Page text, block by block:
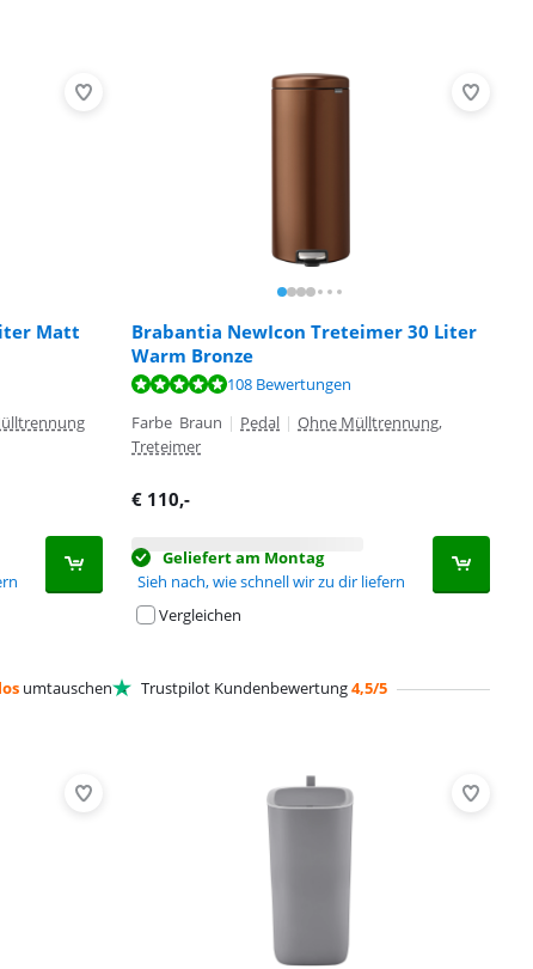
Matt
Brabantia NewIcon Treteimer 30 Liter
Warm Bronze
108 Bewertungen
Farbe Braun | Pedal | Ohne Mülltrennung,
Treteimer
€ 110,-
Geliefert am Montag
Sieh nach, wie schnell wir zu dir liefern
Vergleichen
umtauschen Trustpilot Kundenbewertung4,5/5